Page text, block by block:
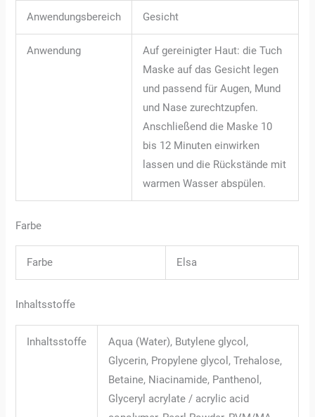
Anwendungsbereich Gesicht
Anwendung
Auf gereinigter Haut: die Tuch
Maske auf das Gesicht legen
und passend für Augen, Mund
und Nase zurechtzupfen.
Anschließend die Maske 10
bis 12 Minuten einwirken
lassen und die Rückstände mit
warmen Wasser abspülen.
Farbe
Farbe Elsa
Inhaltsstoffe
Inhaltsstoffe
Aqua (Water), Butylene glycol,
Glycerin, Propylene glycol, Trehalose,
Betaine, Niacinamide, Panthenol,
Glyceryl acrylate / acrylic acid